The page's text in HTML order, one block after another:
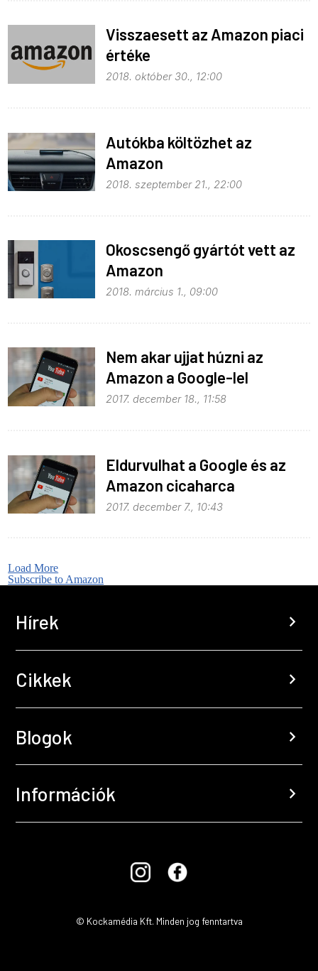
Visszaesett az Amazon piaci
értéke
2018. október 30., 12:00
Autókba költözhet az
Amazon
2018. szeptember 21., 22:00
Okoscsengő gyártót vett az
Amazon
2018. március 1., 09:00
Nem akar ujjat húzni az
Amazon a Google-lel
2017. december 18., 11:58
Eldurvulhat a Google és az
Amazon cicaharca
2017. december 7., 10:43
Load More
Subscribe to Amazon
Hírek chevron_right
Cikkek chevron_right
Blogok chevron_right
Információk chevron_right
© Kockamédia Kft. Minden jog fenntartva